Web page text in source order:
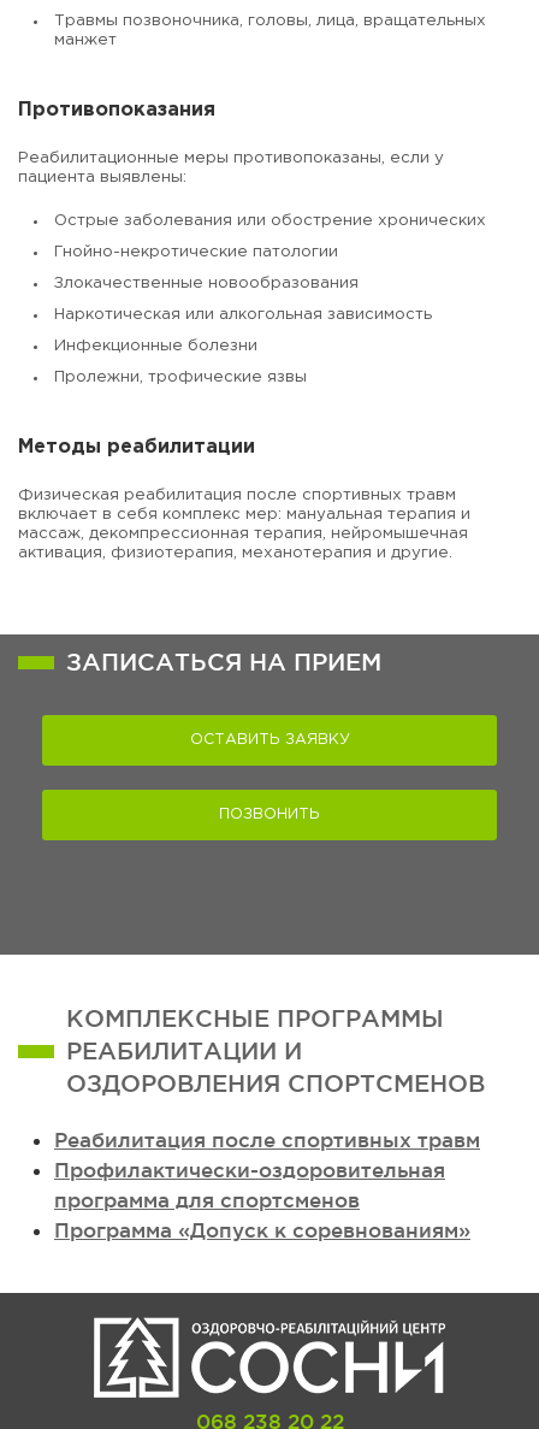
Травмы позвоночника, головы, лица, вращательных
манжет
Противопоказания
Реабилитационные меры противопоказаны, если у
пациента выявлены:
Острые заболевания или обострение хронических
Гнойно-некротические патологии
Злокачественные новообразования
Наркотическая или алкогольная зависимость
Инфекционные болезни
Пролежни, трофические язвы
Методы реабилитации
Физическая реабилитация после спортивных травм
включает в себя комплекс мер: мануальная терапия и
массаж, декомпрессионная терапия, нейромышечная
активация, физиотерапия, механотерапия и другие.
ЗАПИСАТЬСЯ НА ПРИЕМ
ОСТАВИТЬ ЗАЯВКУ
ПОЗВОНИТЬ
КОМПЛЕКСНЫЕ ПРОГРАММЫ
РЕАБИЛИТАЦИИ И
ОЗДОРОВЛЕНИЯ СПОРТСМЕНОВ
Реабилитация после спортивных травм
Профилактически-оздоровительная
программа для спортсменов
Программа «Допуск к соревнованиям»
068 238 20 22